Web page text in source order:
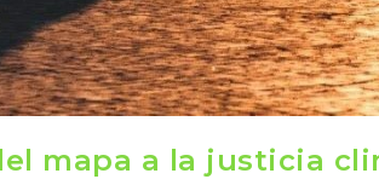
mapa a la justicia